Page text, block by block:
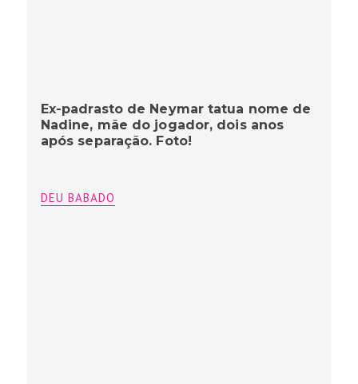
Ex-padrasto de Neymar tatua nome de
Nadine, mãe do jogador, dois anos
após separação. Foto!
DEU BABADO